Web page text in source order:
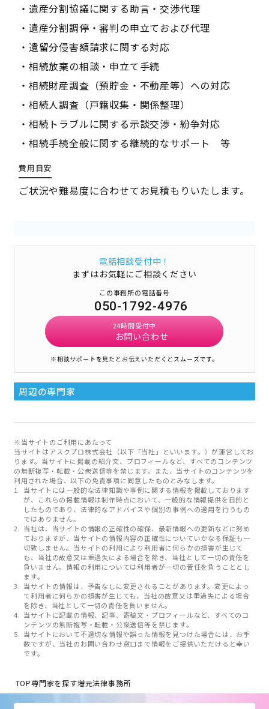
・遺産分割協議に関する助言・交渉代理
・遺産分割調停・審判の申立ておよび代理
・遺留分侵害額請求に関する対応
・相続放棄の相談・申立て手続
・相続財産調査（預貯金・不動産等）への対応
・相続人調査（戸籍収集・関係整理）
・相続トラブルに関する示談交渉・紛争対応
・相続手続全般に関する継続的なサポート 等
費用目安
ご状況や難易度に合わせてお見積もりいたします。
電話相談受付中！
まずはお気軽にご相談ください
この事務所の電話番号
050-1792-4976
24時間受付中
お問い合わせ
※相談サポートを見たとお伝えいただくとスムーズです。
周辺の専門家
※当サイトのご利用にあたって
当サイトはアスクプロ株式会社（以下「当社」といいます。）が運営してお
ります。当サイトに掲載の紹介文、プロフィールなど、すべてのコンテンツ
の無断複写・転載・公衆送信等を禁じます。また、当サイトのコンテンツを
利用された場合、以下の免責事項に同意したものとみなします。
当サイトには一般的な法律知識や事例に関する情報を掲載しております
が、これらの掲載情報は制作時点において、一般的な情報提供を目的と
したものであり、法律的なアドバイスや個別の事例への適用を行うもの
ではありません。
当社は、当サイトの情報の正確性の確保、最新情報への更新などに努め
ておりますが、当サイトの情報内容の正確性についていかなる保証も一
切致しません。当サイトの利用により利用者に何らかの損害が生じて
も、当社の故意又は重過失による場合を除き、当社として一切の責任を
負いません。情報の利用については利用者が一切の責任を負うこととし
ます。
当サイトの情報は、予告なしに変更されることがあります。変更によっ
て利用者に何らかの損害が生じても、当社の故意又は重過失による場合
を除き、当社として一切の責任を負いません。
当サイトに記載の情報、記事、寄稿文・プロフィールなど、すべてのコ
ンテンツの無断複写・転載・公衆送信等を禁じます。
当サイトにおいて不適切な情報や誤った情報を見つけた場合には、お手
数ですが、当社のお問い合わせ窓口まで情報をご提供いただけると幸い
です。
TOP専門家を探す増元法律事務所